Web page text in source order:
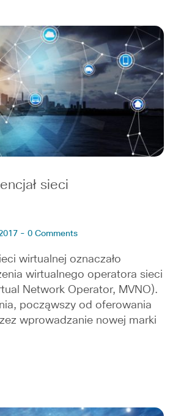
sieci
- 0 Comments
wirtualnej oznaczało
wirtualnego operatora sieci
Network Operator, MVNO).
począwszy od oferowania
wprowadzanie nowej marki